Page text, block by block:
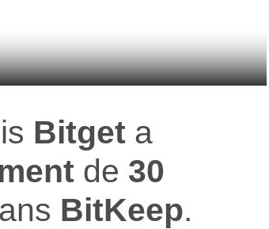
Bitget a
de 30
BitKeep.